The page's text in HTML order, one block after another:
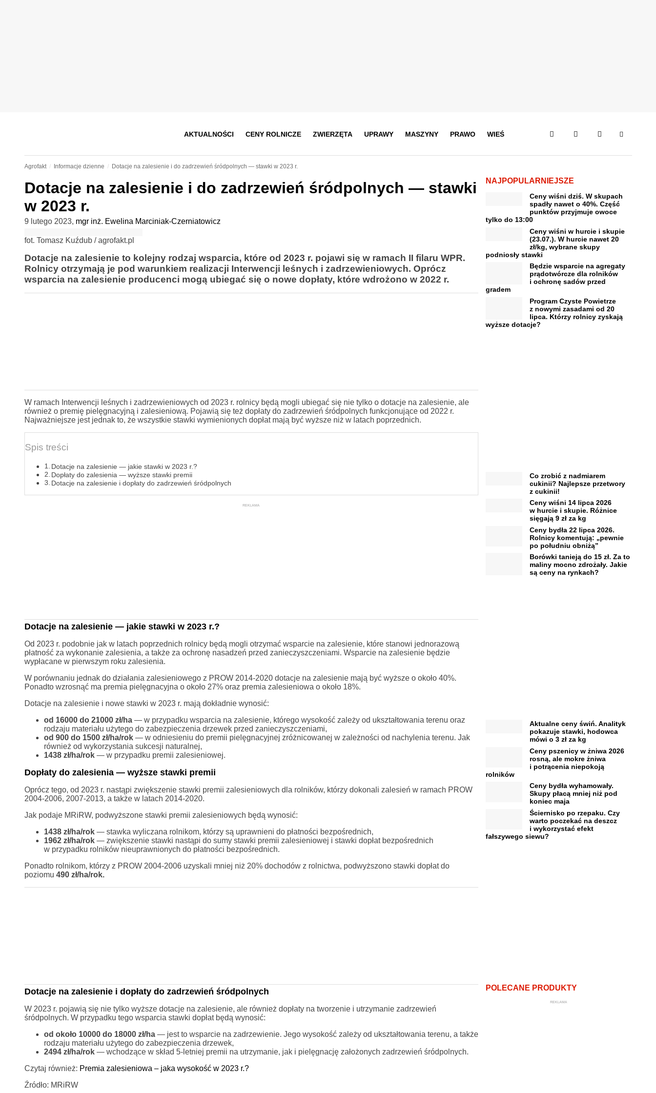
AKTUALNOŚCI CENY ROLNICZE ZWIERZĘTA UPRAWY MASZYNY PRAWO WIEŚ
Agrofakt Informacje dzienne Dotacje na zalesienie i do zadrzewień śródpolnych — stawki w 2023 r.
Dotacje na zalesienie i do zadrzewień śródpolnych — stawki
w 2023 r.
9 lutego 2023, mgr inż. Ewelina Marciniak-Czerniatowicz
fot. Tomasz Kuźdub / agrofakt.pl
Dotacje na zalesienie to kolejny rodzaj wsparcia, które od 2023 r. pojawi się w ramach II filaru WPR.
Rolnicy otrzymają je pod warunkiem realizacji Interwencji leśnych i zadrzewieniowych. Oprócz
wsparcia na zalesienie producenci mogą ubiegać się o nowe dopłaty, które wdrożono w 2022 r.
W ramach Interwencji leśnych i zadrzewieniowych od 2023 r. rolnicy będą mogli ubiegać się nie tylko o dotacje na zalesienie, ale
również o premię pielęgnacyjną i zalesieniową. Pojawią się też dopłaty do zadrzewień śródpolnych funkcjonujące od 2022 r.
Najważniejsze jest jednak to, że wszystkie stawki wymienionych dopłat mają być wyższe niż w latach poprzednich.
Spis treści
Dotacje na zalesienie — jakie stawki w 2023 r.?
Dopłaty do zalesienia — wyższe stawki premii
Dotacje na zalesienie i dopłaty do zadrzewień śródpolnych
REKLAMA
Dotacje na zalesienie — jakie stawki w 2023 r.?
Od 2023 r. podobnie jak w latach poprzednich rolnicy będą mogli otrzymać wsparcie na zalesienie, które stanowi jednorazową
płatność za wykonanie zalesienia, a także za ochronę nasadzeń przed zanieczyszczeniami. Wsparcie na zalesienie będzie
wypłacane w pierwszym roku zalesienia.
W porównaniu jednak do działania zalesieniowego z PROW 2014-2020 dotacje na zalesienie mają być wyższe o około 40%.
Ponadto wzrosnąć ma premia pielęgnacyjna o około 27% oraz premia zalesieniowa o około 18%.
Dotacje na zalesienie i nowe stawki w 2023 r. mają dokładnie wynosić:
od 16000 do 21000 zł/ha — w przypadku wsparcia na zalesienie, którego wysokość zależy od ukształtowania terenu oraz
rodzaju materiału użytego do zabezpieczenia drzewek przed zanieczyszczeniami,
od 900 do 1500 zł/ha/rok — w odniesieniu do premii pielęgnacyjnej zróżnicowanej w zależności od nachylenia terenu. Jak
również od wykorzystania sukcesji naturalnej,
1438 zł/ha/rok — w przypadku premii zalesieniowej.
Dopłaty do zalesienia — wyższe stawki premii
Oprócz tego, od 2023 r. nastąpi zwiększenie stawki premii zalesieniowych dla rolników, którzy dokonali zalesień w ramach PROW
2004-2006, 2007-2013, a także w latach 2014-2020.
Jak podaje MRiRW, podwyższone stawki premii zalesieniowych będą wynosić:
1438 zł/ha/rok— stawka wyliczana rolnikom, którzy są uprawnieni do płatności bezpośrednich,
1962 zł/ha/rok — zwiększenie stawki nastąpi do sumy stawki premii zalesieniowej i stawki dopłat bezpośrednich
w przypadku rolników nieuprawnionych do płatności bezpośrednich.
Ponadto rolnikom, którzy z PROW 2004-2006 uzyskali mniej niż 20% dochodów z rolnictwa, podwyższono stawki dopłat do
poziomu 490 zł/ha/rok.
Dotacje na zalesienie i dopłaty do zadrzewień śródpolnych
W 2023 r. pojawią się nie tylko wyższe dotacje na zalesienie, ale również dopłaty na tworzenie i utrzymanie zadrzewień
śródpolnych. W przypadku tego wsparcia stawki dopłat będą wynosić:
od około 10000 do 18000 zł/ha— jest to wsparcie na zadrzewienie. Jego wysokość zależy od ukształtowania terenu, a także
rodzaju materiału użytego do zabezpieczenia drzewek,
2494 zł/ha/rok — wchodzące w skład 5-letniej premii na utrzymanie, jak i pielęgnację założonych zadrzewień śródpolnych.
Czytaj również: Premia zalesieniowa – jaka wysokość w 2023 r.?
Źródło: MRiRW
NAJPOPULARNIEJSZE
Ceny wiśni dziś. W skupach
spadły nawet o 40%. Część
punktów przyjmuje owoce
tylko do 13:00
Ceny wiśni w hurcie i skupie
(23.07.). W hurcie nawet 20
zł/kg, wybrane skupy
podniosły stawki
Będzie wsparcie na agregaty
prądotwórcze dla rolników
i ochronę sadów przed
gradem
Program Czyste Powietrze
z nowymi zasadami od 20
lipca. Którzy rolnicy zyskają
wyższe dotacje?
Co zrobić z nadmiarem
cukinii? Najlepsze przetwory
z cukinii!
Ceny wiśni 14 lipca 2026
w hurcie i skupie. Różnice
sięgają 9 zł za kg
Ceny bydła 22 lipca 2026.
Rolnicy komentują: „pewnie
po południu obniżą”
Borówki tanieją do 15 zł. Za to
maliny mocno zdrożały. Jakie
są ceny na rynkach?
Aktualne ceny świń. Analityk
pokazuje stawki, hodowca
mówi o 3 zł za kg
Ceny pszenicy w żniwa 2026
rosną, ale mokre żniwa
i potrącenia niepokoją
rolników
Ceny bydła wyhamowały.
Skupy płacą mniej niż pod
koniec maja
Ściernisko po rzepaku. Czy
warto poczekać na deszcz
i wykorzystać efekt
fałszywego siewu?
POLECANE PRODUKTY
REKLAMA